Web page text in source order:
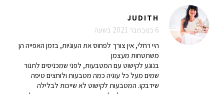
JUDITH
6 בנובמבר 2021 בשעה
היי רחלי, אין צורך לפחוס את העוגיות, בזמן האפייה הן
משתטחות מעצמן
בנוגע לקישוט עם המטבעות, לפני שמכניסים לתנור
שמים מעל כל עוגיה כמה מטבעות ולוחצים טיפה
שידבקו. המטבעות לקישוט לא שייכות לבלילה